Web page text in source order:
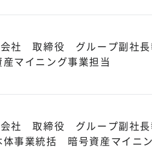
会社 取締役 グループ副社
マイニング事業担当
会社 取締役 グループ副社
事業統括 暗号資産マイニン